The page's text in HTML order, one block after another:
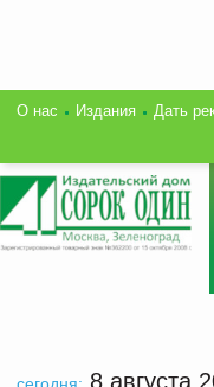
О нас Издания Дать
8 августа